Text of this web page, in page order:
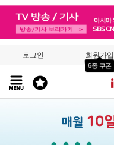
로그인 회원가입
6종 쿠폰